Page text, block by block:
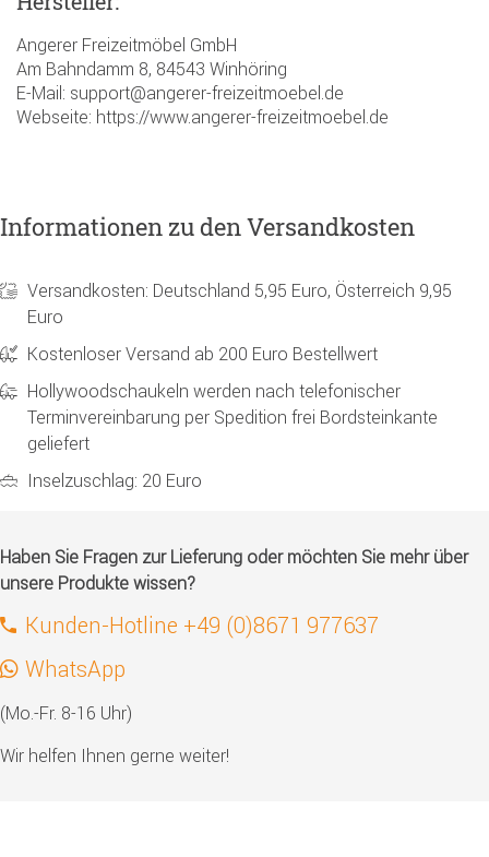
Angerer Freizeitmöbel GmbH
Am Bahndamm 8, 84543 Winhöring
E-Mail: support@angerer-freizeitmoebel.de
Webseite: https://www.angerer-freizeitmoebel.de
Informationen zu den Versandkosten
Versandkosten: Deutschland 5,95 Euro, Österreich 9,95
Euro
Kostenloser Versand ab 200 Euro Bestellwert
Hollywoodschaukeln werden nach telefonischer
Terminvereinbarung per Spedition frei Bordsteinkante
geliefert
Inselzuschlag: 20 Euro
Haben Sie Fragen zur Lieferung oder möchten Sie mehr über
unsere Produkte wissen?
Kunden-Hotline +49 (0)8671 977637
WhatsApp
(Mo.-Fr. 8-16 Uhr)
Wir helfen Ihnen gerne weiter!